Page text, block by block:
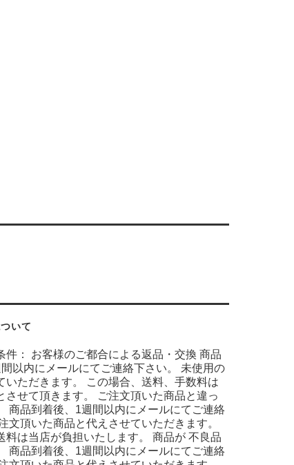
いて
件： お客様のご都合による返品・交換 商品
以内にメールにてご連絡下さい。 未使用の
いただきます。 この場合、送料、手数料は
させて頂きます。 ご注文頂いた商品と違っ
商品到着後、1週間以内にメールにてご連絡
文頂いた商品と代えさせていただきます。
料は当店が負担いたします。 商品が 不良品
商品到着後、1週間以内にメールにてご連絡